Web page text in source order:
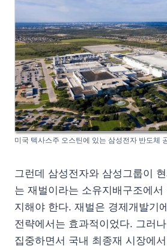
미국 텍사스주 오스틴에 있는 삼성전자 반도체
그런데 삼성전자와 삼성그룹이
는 재벌이라는 소유지배구조에
지해야 한다. 재벌은 경제개발기
전략에서는 효과적이었다. 그러
집중하면서 국내 최종재 시장에